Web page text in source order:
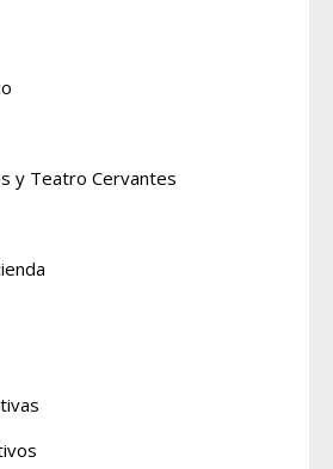
y Teatro Cervantes